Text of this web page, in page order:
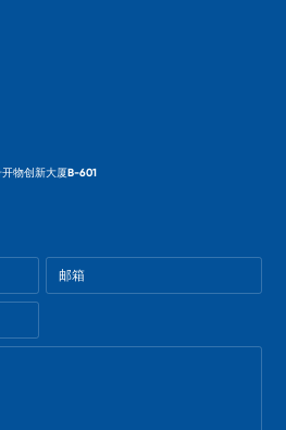
物创新大厦B-601